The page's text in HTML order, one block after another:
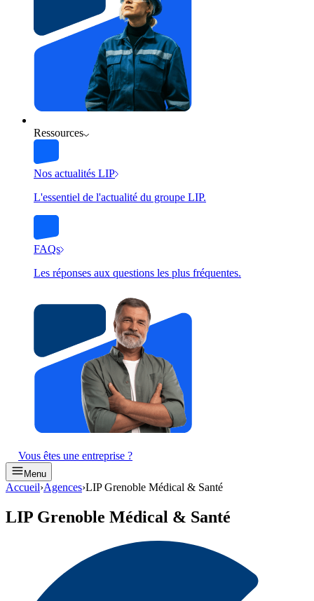
Ressources
Nos actualités LIP
L'essentiel de l'actualité du groupe LIP.
FAQs
Les réponses aux questions les plus fréquentes.
Vous êtes une entreprise ?
Menu
Accueil›Agences›LIP Grenoble Médical & Santé
LIP Grenoble Médical & Santé